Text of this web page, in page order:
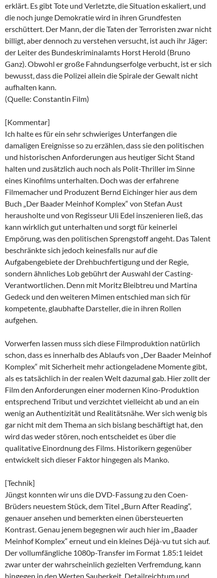
erklärt. Es gibt Tote und Verletzte, die Situation eskaliert, und
die noch junge Demokratie wird in ihren Grundfesten
erschüttert. Der Mann, der die Taten der Terroristen zwar nicht
billigt, aber dennoch zu verstehen versucht, ist auch ihr Jäger:
der Leiter des Bundeskriminalamts Horst Herold (Bruno
Ganz). Obwohl er große Fahndungserfolge verbucht, ist er sich
bewusst, dass die Polizei allein die Spirale der Gewalt nicht
aufhalten kann.
(Quelle: Constantin Film)
[Kommentar]
Ich halte es für ein sehr schwieriges Unterfangen die
damaligen Ereignisse so zu erzählen, dass sie den politischen
und historischen Anforderungen aus heutiger Sicht Stand
halten und zusätzlich auch noch als Polit-Thriller im Sinne
eines Kinofilms unterhalten. Doch was der erfahrene
Filmemacher und Produzent Bernd Eichinger hier aus dem
Buch „Der Baader Meinhof Komplex“ von Stefan Aust
herausholte und von Regisseur Uli Edel inszenieren ließ, das
kann wirklich gut unterhalten und sorgt für keinerlei
Empörung, was den politischen Sprengstoff angeht. Das Talent
beschränkte sich jedoch keinesfalls nur auf die
Aufgabengebiete der Drehbuchfertigung und der Regie,
sondern ähnliches Lob gebührt der Auswahl der Casting-
Verantwortlichen. Denn mit Moritz Bleibtreu und Martina
Gedeck und den weiteren Mimen entschied man sich für
kompetente, glaubhafte Darsteller, die in ihren Rollen
aufgehen.
Vorwerfen lassen muss sich diese Filmproduktion natürlich
schon, dass es innerhalb des Ablaufs von „Der Baader Meinhof
Komplex“ mit Sicherheit mehr actiongeladene Momente gibt,
als es tatsächlich in der realen Welt dazumal gab. Hier zollt der
Film den Anforderungen einer modernen Kino-Produktion
entsprechend Tribut und verzichtet vielleicht ab und an ein
wenig an Authentizität und Realitätsnähe. Wer sich wenig bis
gar nicht mit dem Thema an sich bislang beschäftigt hat, den
wird das weder stören, noch entscheidet es über die
qualitative Einordnung des Films. Historikern gegenüber
entwickelt sich dieser Faktor hingegen als Manko.
[Technik]
Jüngst konnten wir uns die DVD-Fassung zu den Coen-
Brüders neuestem Stück, dem Titel „Burn After Reading“,
genauer ansehen und bemerkten einen übersteuerten
Kontrast. Genau jenem begegnen wir auch hier im „Baader
Meinhof Komplex“ erneut und ein kleines Déjà-vu tut sich auf.
Der vollumfängliche 1080p-Transfer im Format 1.85:1 leidet
zwar unter der wahrscheinlich gezielten Verfremdung, kann
hingegen in den Werten Sauberkeit, Detailreichtum und